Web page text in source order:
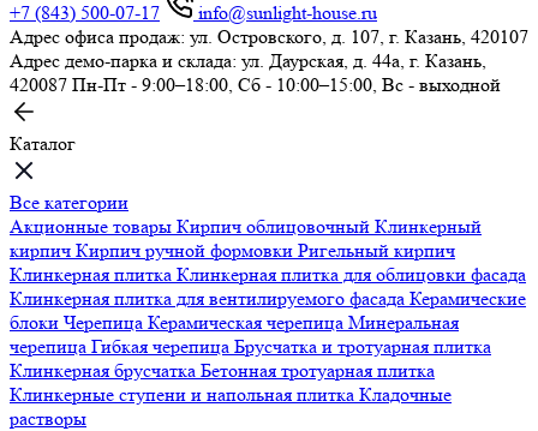
+7 (843) 500-07-17
info@sunlight-house.ru
Адрес офиса продаж: ул. Островского, д. 107, г. Казань, 420107
Адрес демо-парка и склада: ул. Даурская, д. 44а, г. Казань,
420087 Пн-Пт - 9:00–18:00, Сб - 10:00–15:00, Вс - выходной
Каталог
Все категории
Акционные товары Кирпич облицовочный Клинкерный
кирпич Кирпич ручной формовки Ригельный кирпич
Клинкерная плитка Клинкерная плитка для облицовки фасада
Клинкерная плитка для вентилируемого фасада Керамические
блоки Черепица Керамическая черепица Минеральная
черепица Гибкая черепица Брусчатка и тротуарная плитка
Клинкерная брусчатка Бетонная тротуарная плитка
Клинкерные ступени и напольная плитка Кладочные
растворы